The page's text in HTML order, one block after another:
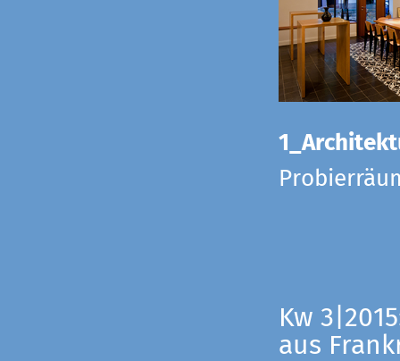
Kw
aus